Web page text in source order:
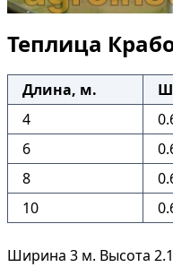
Теплица
Длина, м.
4
6
8
10
Ширина 3 м. Высота